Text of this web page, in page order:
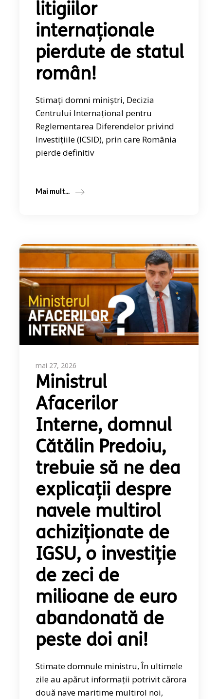
litigiilor
internaționale
pierdute de statul
român!
Stimați domni miniștri, Decizia
Centrului Internațional pentru
Reglementarea Diferendelor privind
Investițiile (ICSID), prin care România
pierde definitiv
Mai mult...
mai 27, 2026
Ministrul
Afacerilor
Interne, domnul
Cătălin Predoiu,
trebuie să ne dea
explicații despre
navele multirol
achiziționate de
IGSU, o investiție
de zeci de
milioane de euro
abandonată de
peste doi ani!
Stimate domnule ministru, În ultimele
zile au apărut informații potrivit cărora
două nave maritime multirol noi,